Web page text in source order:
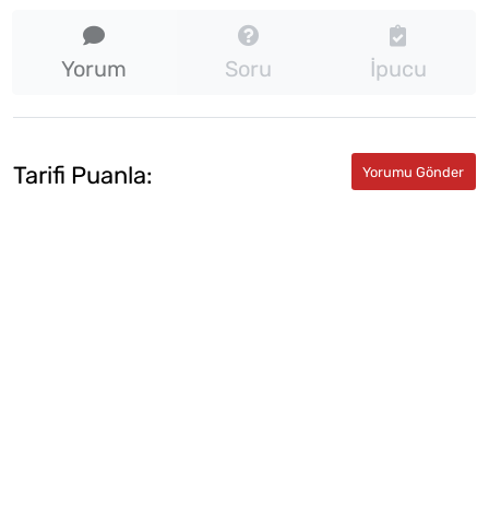
Yorum Soru İpucu
Tarifi Puanla: